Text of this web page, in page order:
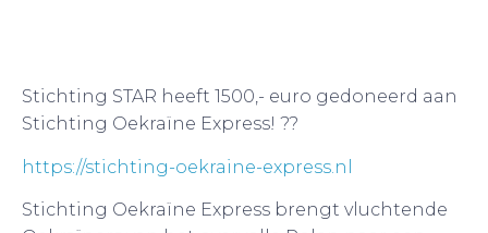
Stichting STAR heeft 1500,- euro gedoneerd aan
Stichting Oekraïne Express! ??
https://stichting-oekraine-express.nl
Stichting Oekraïne Express brengt vluchtende